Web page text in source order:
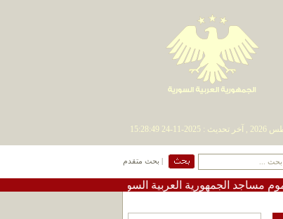
| بحث متقدم
الجمهورية العربية السورية